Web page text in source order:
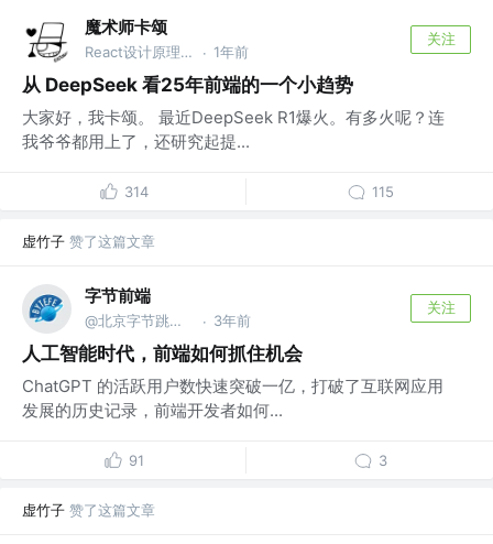
魔术师卡颂
React设计原理 作者 @裸辞前是前端｜自由职业3年 · 1年前
关注
从 DeepSeek 看25年前端的一个小趋势
大家好，我卡颂。 最近DeepSeek R1爆火。有多火呢？连
我爷爷都用上了，还研究起提...
314 115
虚竹子 赞了这篇文章
字节前端
@北京字节跳动网络技术有限公司 · 3年前
关注
人工智能时代，前端如何抓住机会
ChatGPT 的活跃用户数快速突破一亿，打破了互联网应用
发展的历史记录，前端开发者如何...
91 3
虚竹子 赞了这篇文章